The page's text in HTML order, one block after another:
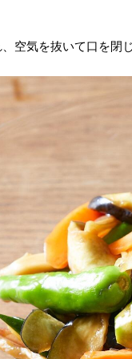
空気を抜いて口を閉